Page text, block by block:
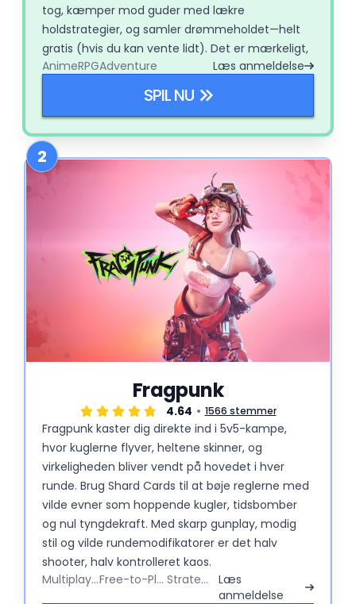
tog, kæmper mod guder med lækre
holdstrategier, og samler drømmeholdet—helt
gratis (hvis du kan vente lidt). Det er mærkeligt,
sjovt og overraskende strategisk.
AnimeRPGAdventure Læs anmeldelse
SPIL NU
2
Fragpunk
4.64 1566 stemmer
Fragpunk kaster dig direkte ind i 5v5-kampe,
hvor kuglerne flyver, heltene skinner, og
virkeligheden bliver vendt på hovedet i hver
runde. Brug Shard Cards til at bøje reglerne med
vilde evner som hoppende kugler, tidsbomber
og nul tyngdekraft. Med skarp gunplay, modig
stil og vilde rundemodifikatorer er det halv
shooter, halv kontrolleret kaos.
Multiplayer
Free-to-Play Strategy
Læs
anmeldelse